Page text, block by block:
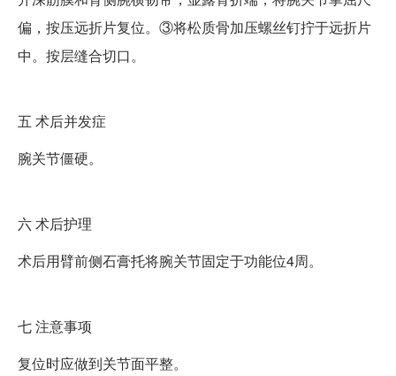
偏，按压远折片复位。③将松质骨加压螺丝钉拧于远折片
中。按层缝合切口。
五 术后并发症
腕关节僵硬。
六术后护理
术后用臂前侧石膏托将腕关节固定于功能位4周。
七注意事项
复位时应做到关节面平整。